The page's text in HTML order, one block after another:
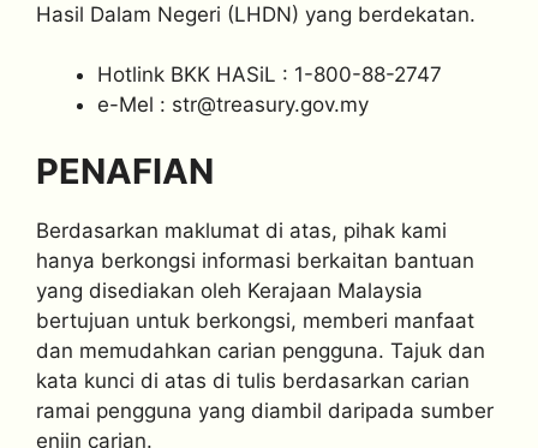
Hasil Dalam Negeri (LHDN) yang berdekatan.
Hotlink BKK HASiL : 1-800-88-2747
e-Mel : str@treasury.gov.my
PENAFIAN
Berdasarkan maklumat di atas, pihak kami
hanya berkongsi informasi berkaitan bantuan
yang disediakan oleh Kerajaan Malaysia
bertujuan untuk berkongsi, memberi manfaat
dan memudahkan carian pengguna. Tajuk dan
kata kunci di atas di tulis berdasarkan carian
ramai pengguna yang diambil daripada sumber
enjin carian.